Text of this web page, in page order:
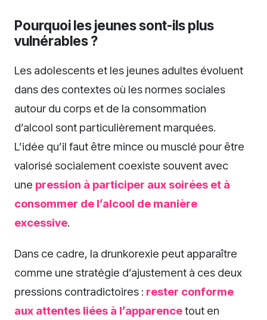
Pourquoi les jeunes sont-ils plus
vulnérables ?
Les adolescents et les jeunes adultes évoluent
dans des contextes où les normes sociales
autour du corps et de la consommation
d’alcool sont particulièrement marquées.
L’idée qu’il faut être mince ou musclé pour être
valorisé socialement coexiste souvent avec
une pression à participer aux soirées et à
consommer de l’alcool de manière
excessive.
Dans ce cadre, la drunkorexie peut apparaître
comme une stratégie d’ajustement à ces deux
pressions contradictoires : rester conforme
aux attentes liées à l’apparencetout en